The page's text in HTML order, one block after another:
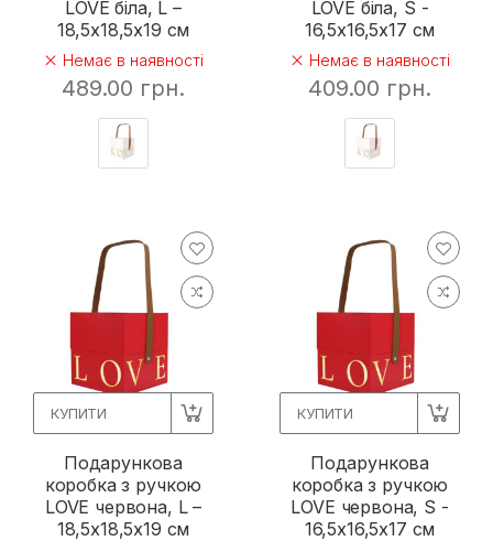
LOVE біла, L –
18,5х18,5х19 см
Немає в наявності
489.00 грн.
LOVE біла, S -
16,5х16,5х17 см
Немає в наявності
409.00 грн.
КУПИТИ
Подарункова
коробка з ручкою
LOVE червона, L –
18,5х18,5х19 см
КУПИТИ
Подарункова
коробка з ручкою
LOVE червона, S -
16,5х16,5х17 см